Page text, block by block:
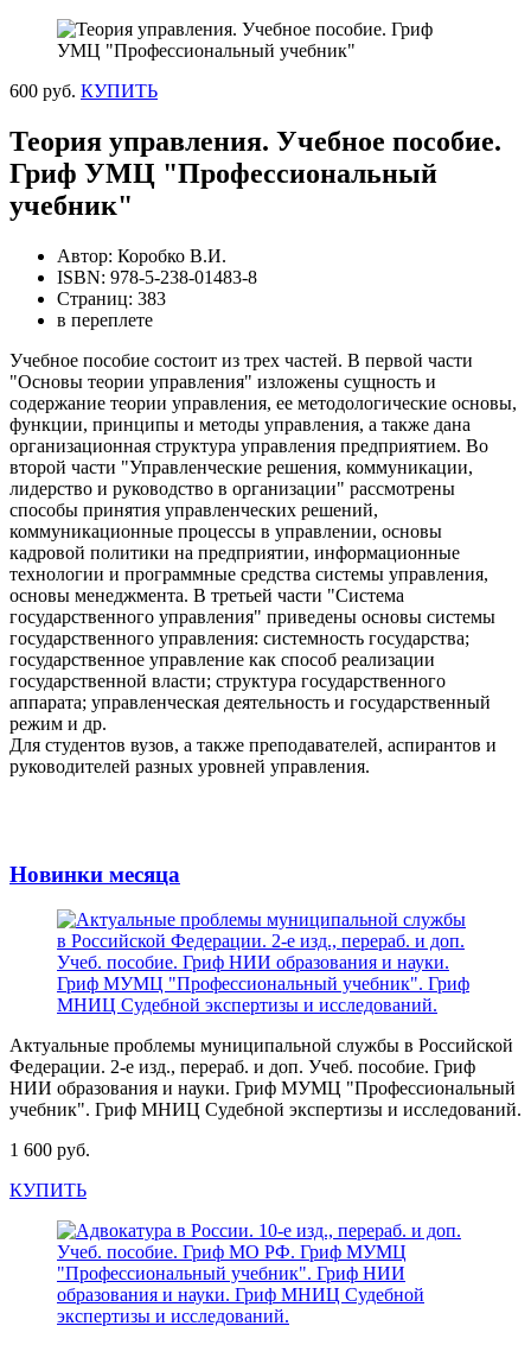
600 руб. КУПИТЬ
Теория управления. Учебное пособие.
Гриф УМЦ "Профессиональный
учебник"
Автор: Коробко В.И.
ISBN: 978-5-238-01483-8
Страниц: 383
в переплете
Учебное пособие состоит из трех частей. В первой части
"Основы теории управления" изложены сущность и
содержание теории управления, ее методологические основы,
функции, принципы и методы управления, а также дана
организационная структура управления предприятием. Во
второй части "Управленческие решения, коммуникации,
лидерство и руководство в организации" рассмотрены
способы принятия управленческих решений,
коммуникационные процессы в управлении, основы
кадровой политики на предприятии, информационные
технологии и программные средства системы управления,
основы менеджмента. В третьей части "Система
государственного управления" приведены основы системы
государственного управления: системность государства;
государственное управление как способ реализации
государственной власти; структура государственного
аппарата; управленческая деятельность и государственный
режим и др.
Для студентов вузов, а также преподавателей, аспирантов и
руководителей разных уровней управления.
Новинки месяца
Актуальные проблемы муниципальной службы в Российской
Федерации. 2-е изд., перераб. и доп. Учеб. пособие. Гриф
НИИ образования и науки. Гриф МУМЦ "Профессиональный
учебник". Гриф МНИЦ Судебной экспертизы и исследований.
1 600 руб.
КУПИТЬ